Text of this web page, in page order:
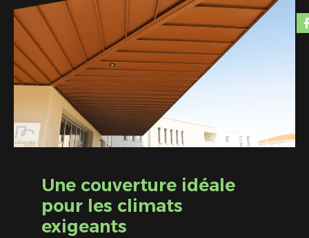
Une couverture idéale
pour les climats
exigeants